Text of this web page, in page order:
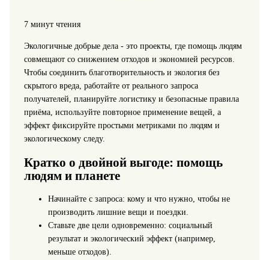
7 минут чтения
Экологичные добрые дела - это проекты, где помощь людям
совмещают со снижением отходов и экономией ресурсов.
Чтобы соединить благотворительность и экология без
скрытого вреда, работайте от реального запроса
получателей, планируйте логистику и безопасные правила
приёма, используйте повторное применение вещей, а
эффект фиксируйте простыми метриками по людям и
экологическому следу.
Кратко о двойной выгоде: помощь
людям и планете
Начинайте с запроса: кому и что нужно, чтобы не
производить лишние вещи и поездки.
Ставьте две цели одновременно: социальный
результат и экологический эффект (например,
меньше отходов).